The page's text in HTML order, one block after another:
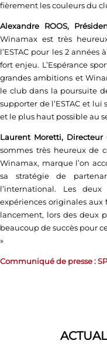
fièrement les couleurs du
Alexandre ROOS,
Winamax est très
l’ESTAC pour les 2 années
fort enjeu. L’Espérance
grandes ambitions et
le club dans la poursuite
supporter de l’ESTAC et
et le plus haut possible au
Laurent Moretti, Directeur
sommes très heureux de
Winamax, marque l’on
sa stratégie de
l’international. Les
expériences originales aux
lancement, lors des deux
beaucoup de succès pour
»
Communiqué de presse :